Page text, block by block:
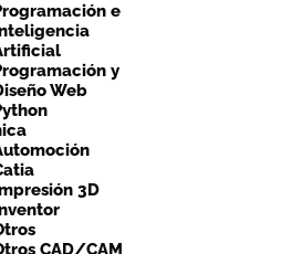
e
y
Web
3D
CAD/CAM